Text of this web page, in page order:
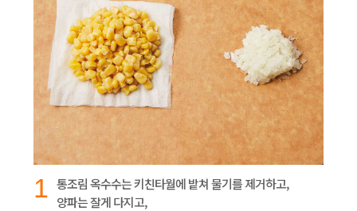
1 통조림 옥수수는 키친타월에 밭쳐 물기를 제거하고,
양파는 잘게 다지고,